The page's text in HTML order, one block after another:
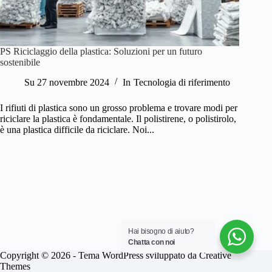
PS Riciclaggio della plastica: Soluzioni per un futuro
sostenibile
Su 27 novembre 2024 In Tecnologia di riferimento
I rifiuti di plastica sono un grosso problema e trovare modi per
riciclare la plastica è fondamentale. Il polistirene, o polistirolo,
è una plastica difficile da riciclare. Noi...
Copyright © 2026 - Tema WordPress sviluppato da Creative
Themes
Hai bisogno di aiuto?
Chatta con noi